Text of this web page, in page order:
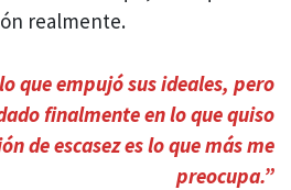
realmente.
que empujó sus ideales, pero
finalmente en lo que quiso
de escasez es lo que más me
preocupa.”